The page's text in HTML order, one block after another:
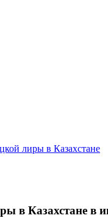
лиры в Казахстане
в Казахстане в